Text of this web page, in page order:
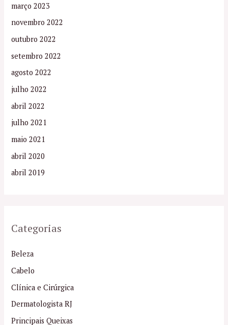
março 2023
novembro 2022
outubro 2022
setembro 2022
agosto 2022
julho 2022
abril 2022
julho 2021
maio 2021
abril 2020
abril 2019
Categorias
Beleza
Cabelo
Clínica e Cirúrgica
Dermatologista RJ
Principais Queixas